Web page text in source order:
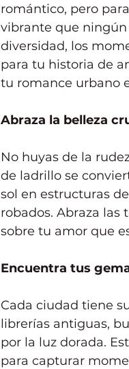
romántico, pero
vibrante que ningún
diversidad, los
para tu historia de
tu romance urbano
Abraza la belleza
No huyas de la
de ladrillo se
sol en estructuras
robados. Abraza
sobre tu amor que
Encuentra tus
Cada ciudad tiene
librerías antiguas,
por la luz dorada.
para capturar